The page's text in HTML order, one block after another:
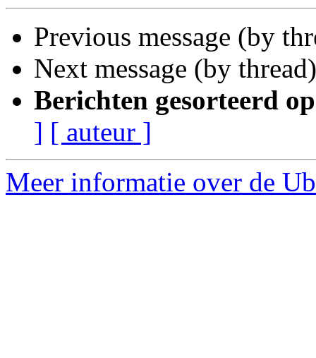
Previous message (by
Next message (by
Berichten gesorteerd
] [ auteur ]
Meer informatie over de